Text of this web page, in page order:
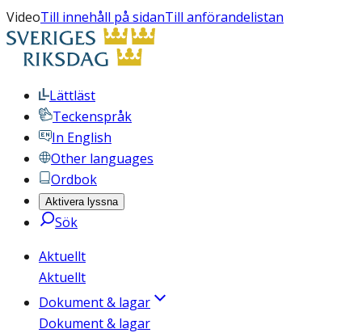
VideoTill innehåll på sidanTill anförandelistan
Lättläst
Teckenspråk
In English
Other languages
Ordbok
Aktivera lyssna
Sök
Aktuellt
Aktuellt
Dokument & lagar
Dokument & lagar